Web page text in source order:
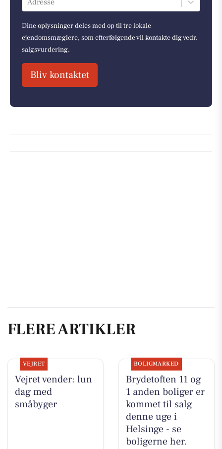
Dine oplysninger deles med op til tre lokale
ejendomsmæglere, som efterfølgende vil kontakte dig vedr.
salgsvurdering.
Bliv kontaktet
FLERE ARTIKLER
VEJRET
Vejret vender: lun
dag med
småbyger
BOLIGMARKED
Brydetoften 11 og
1 anden boliger er
kommet til salg
denne uge i
Helsinge - se
boligerne her.